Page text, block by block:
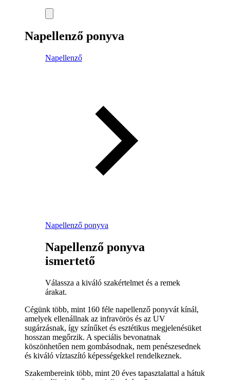
Napellenző ponyva
Napellenző
Napellenző ponyva
Napellenző ponyva
ismertető
Válassza a kiváló szakértelmet és a remek
árakat.
Cégünk több, mint 160 féle napellenző ponyvát kínál,
amelyek ellenállnak az infravörös és az UV
sugárzásnak, így színűket és esztétikus megjelenésüket
hosszan megőrzik. A speciális bevonatnak
köszönhetően nem gombásodnak, nem penészesednek
és kiváló víztaszító képességekkel rendelkeznek.
Szakembereink több, mint 20 éves tapasztalattal a hátuk